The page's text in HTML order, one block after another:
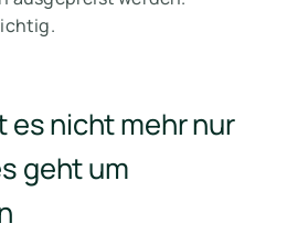
es nicht mehr nur
geht um